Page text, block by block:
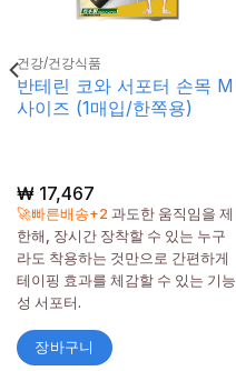
건강/건강식품
반테린 코와 서포터 손목 M
사이즈 (1매입/한쪽용)
₩17,467
🚀빠른배송+2 과도한 움직임을 제
한해, 장시간 장착할 수 있는 누구
라도 착용하는 것만으로 간편하게
테이핑 효과를 체감할 수 있는 기능
성 서포터.
장바구니